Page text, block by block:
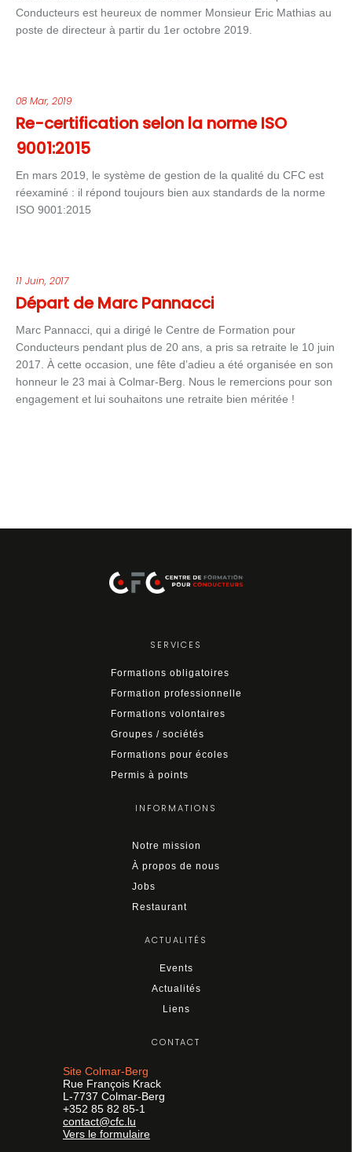
Conducteurs est heureux de nommer Monsieur Eric Mathias au
poste de directeur à partir du 1er octobre 2019.
08 Mar, 2019
Re-certification selon la norme ISO
9001:2015
En mars 2019, le système de gestion de la qualité du CFC est
réexaminé : il répond toujours bien aux standards de la norme
ISO 9001:2015
11 Juin, 2017
Départ de Marc Pannacci
Marc Pannacci, qui a dirigé le Centre de Formation pour
Conducteurs pendant plus de 20 ans, a pris sa retraite le 10 juin
2017. À cette occasion, une fête d’adieu a été organisée en son
honneur le 23 mai à Colmar-Berg. Nous le remercions pour son
engagement et lui souhaitons une retraite bien méritée !
SERVICES
Formations obligatoires
Formation professionnelle
Formations volontaires
Groupes / sociétés
Formations pour écoles
Permis à points
INFORMATIONS
Notre mission
À propos de nous
Jobs
Restaurant
ACTUALITÉS
Events
Actualités
Liens
CONTACT
Site Colmar-Berg
Rue François Krack
L-7737 Colmar-Berg
+352 85 82 85-1
contact@cfc.lu
Vers le formulaire